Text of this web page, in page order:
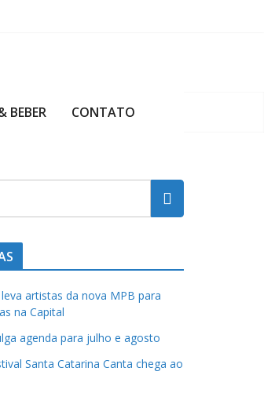
BEBER CONTATO
artistas da nova MPB para
na Capital
agenda para julho e agosto
Santa Catarina Canta chega ao